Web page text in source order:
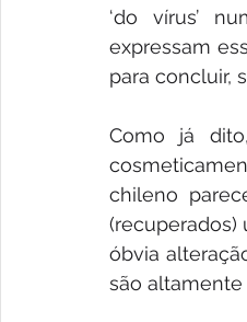
‘do vírus’
expressam
para concluir,
Como já
chileno
óbvia
são